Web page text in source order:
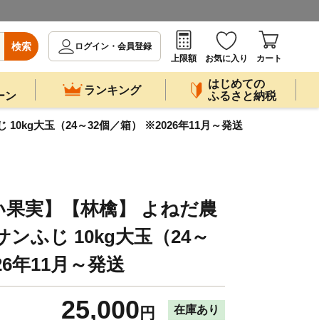
検索
ログイン・会員登録
上限額
お気に入り カート
ン ランキング
はじめての
ふるさと納税
10kg大玉（24～32個／箱） ※2026年11月～発送
実】【林檎】 よねだ農
ンふじ 10kg大玉（24～
年11月～発送
25,000 円 在庫あり